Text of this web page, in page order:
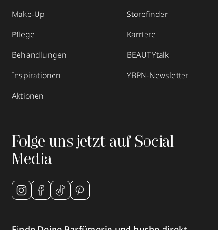
Make-Up
Pflege
Behandlungen
Inspirationen
Aktionen
Storefinder
Karriere
BEAUTYtalk
YBPN-Newsletter
Folge uns jetzt auf Social
Media